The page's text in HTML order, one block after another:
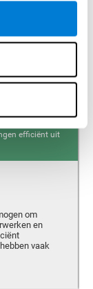
vast te
leren en
problemen
gesproken
efficiënt uit
om
en
vaak